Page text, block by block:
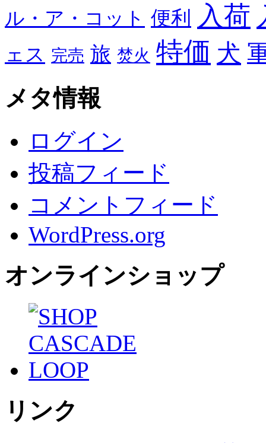
ル・ア・コット 便利 入荷
ェス 完売 旅 焚火 特価 犬
メタ情報
ログイン
投稿フィード
コメントフィード
WordPress.org
オンラインショップ
リンク